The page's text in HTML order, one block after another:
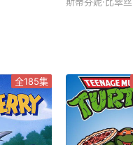
全185集